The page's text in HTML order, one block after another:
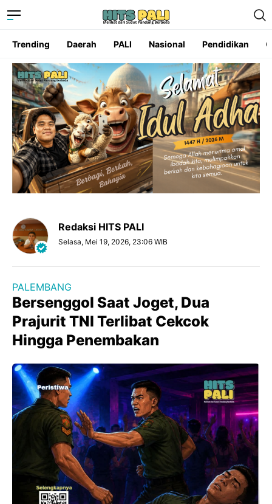
Trending Daerah PALI Nasional Pendidikan
Redaksi HITS PALI
Selasa, Mei 19, 2026, 23:06 WIB
PALEMBANG
Bersenggol Saat Joget, Dua
Prajurit TNI Terlibat Cekcok
Hingga Penembakan